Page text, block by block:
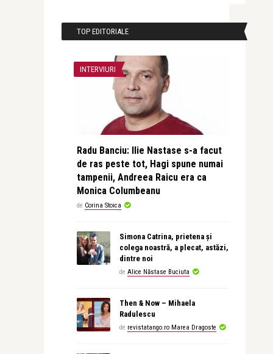
TOP EDITORIALE
INTERVIURI
Radu Banciu: Ilie Nastase s-a facut
de ras peste tot, Hagi spune numai
tampenii, Andreea Raicu era ca
Monica Columbeanu
de Corina Stoica
Simona Catrina, prietena și
colega noastră, a plecat, astăzi,
dintre noi
de Alice Năstase Buciuta
Then & Now – Mihaela
Radulescu
de revistatango.ro Marea Dragoste